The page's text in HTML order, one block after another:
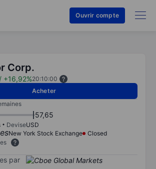
Ouvrir compte
Corp.
/ +16,92%20:10:00
Acheter
57,65
DeviseUSD
New York Stock Exchange
Closed
par